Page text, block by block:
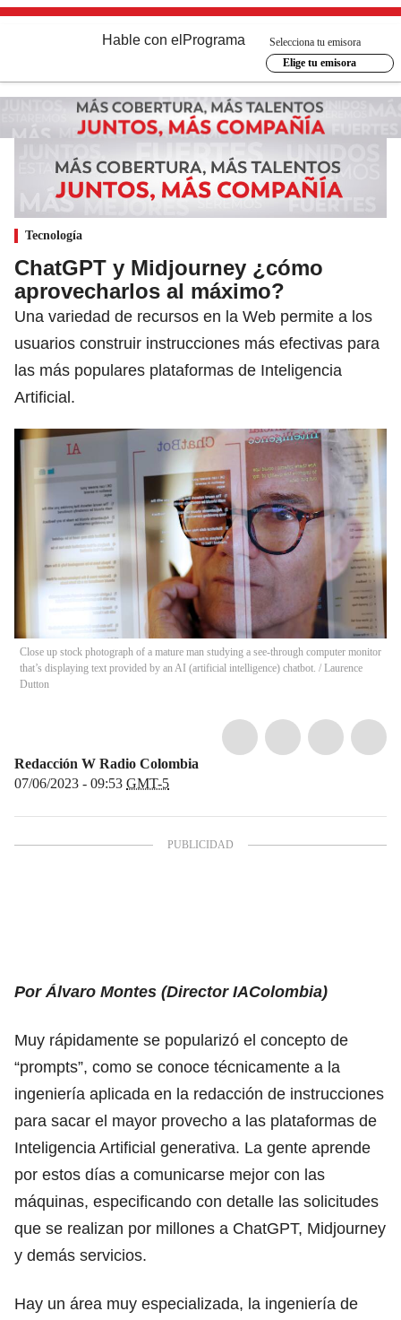
Hable con el Programa
Selecciona tu emisora
Elige tu emisora
Tecnología
ChatGPT y Midjourney ¿cómo
aprovecharlos al máximo?
Una variedad de recursos en la Web permite a los
usuarios construir instrucciones más efectivas para
las más populares plataformas de Inteligencia
Artificial.
Close up stock photograph of a mature man studying a see-through computer monitor
that’s displaying text provided by an AI (artificial intelligence) chatbot. / Laurence
Dutton
Redacción W Radio Colombia
07/06/2023 - 09:53 GMT-5
Por Álvaro Montes (Director IAColombia)
Muy rápidamente se popularizó el concepto de
“prompts”, como se conoce técnicamente a la
ingeniería aplicada en la redacción de instrucciones
para sacar el mayor provecho a las plataformas de
Inteligencia Artificial generativa. La gente aprende
por estos días a comunicarse mejor con las
máquinas, especificando con detalle las solicitudes
que se realizan por millones a ChatGPT, Midjourney
y demás servicios.
Hay un área muy especializada, la ingeniería de